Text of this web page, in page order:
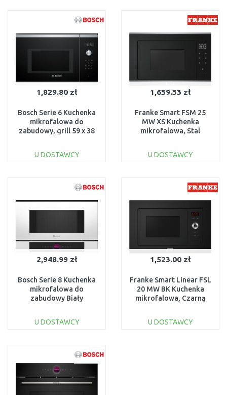
Do porównania Do porównania
1,829.80 zł
Bosch Serie 6 Kuchenka
mikrofalowa do
zabudowy, grill 59 x 38
U DOSTAWCY
Do porównania
1,639.33 zł
Franke Smart FSM 25
MW XS Kuchenka
mikrofalowa, Stal
U DOSTAWCY
Do porównania
2,948.99 zł
Bosch Serie 8 Kuchenka
mikrofalowa do
zabudowy Biały
U DOSTAWCY
Do porównania
1,523.00 zł
Franke Smart Linear FSL
20 MW BK Kuchenka
mikrofalowa, Czarną
U DOSTAWCY